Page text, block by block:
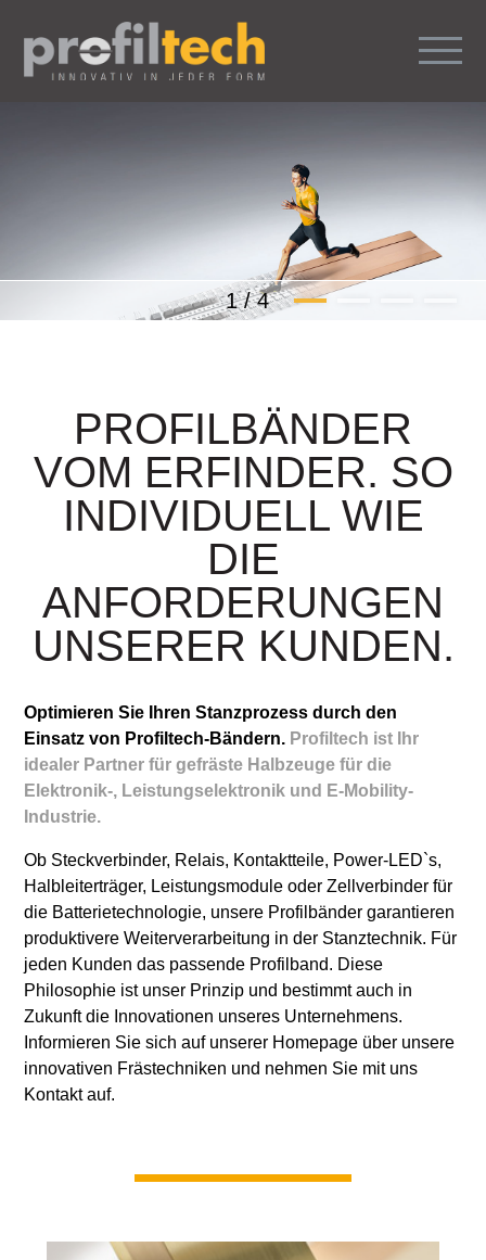
1 / 4
PROFILBÄNDER
VOM ERFINDER. SO
INDIVIDUELL WIE
DIE
ANFORDERUNGEN
UNSERER KUNDEN.
Optimieren Sie Ihren Stanzprozess durch den
Einsatz von Profiltech-Bändern. Profiltech ist Ihr
idealer Partner für gefräste Halbzeuge für die
Elektronik-, Leistungselektronik und E-Mobility-
Industrie.
Ob Steckverbinder, Relais, Kontaktteile, Power-LED`s,
Halbleiterträger, Leistungsmodule oder Zellverbinder für
die Batterietechnologie, unsere Profilbänder garantieren
produktivere Weiterverarbeitung in der Stanztechnik. Für
jeden Kunden das passende Profilband. Diese
Philosophie ist unser Prinzip und bestimmt auch in
Zukunft die Innovationen unseres Unternehmens.
Informieren Sie sich auf unserer Homepage über unsere
innovativen Frästechniken und nehmen Sie mit uns
Kontakt auf.